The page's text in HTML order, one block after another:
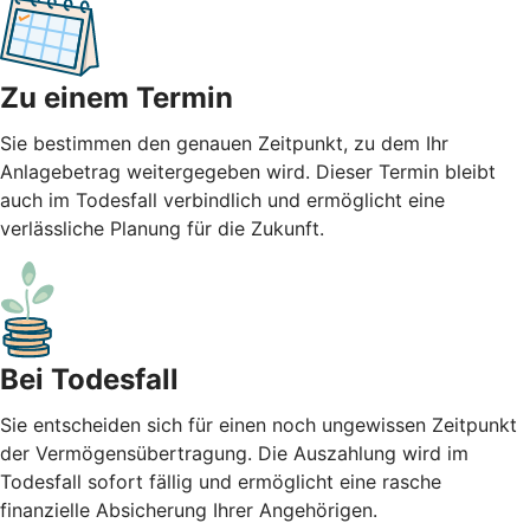
Zu einem Termin
Sie bestimmen den genauen Zeitpunkt, zu dem Ihr
Anlagebetrag weitergegeben wird. Dieser Termin bleibt
auch im Todesfall verbindlich und ermöglicht eine
verlässliche Planung für die Zukunft.
Bei Todesfall
Sie entscheiden sich für einen noch ungewissen Zeitpunkt
der Vermögensübertragung. Die Auszahlung wird im
Todesfall sofort fällig und ermöglicht eine rasche
finanzielle Absicherung Ihrer Angehörigen.